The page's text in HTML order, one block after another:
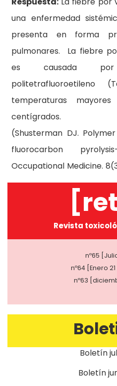
una enfermedad
presenta en forma
pulmonares. La fiebre
es causada
politetrafluoroetileno
temperaturas
centígrados.
(Shusterman DJ.
fluorocarbon
Occupational Medicine.
Revista
nº65 [Julio
nº64 [Enero 21
nº63
Boletín
Boletín